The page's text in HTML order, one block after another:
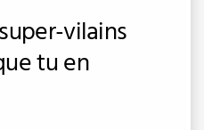
vilains
tu en